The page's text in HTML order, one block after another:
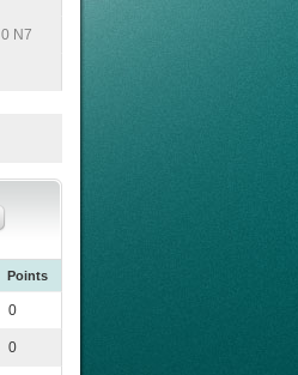
0 N7
Points
0
0